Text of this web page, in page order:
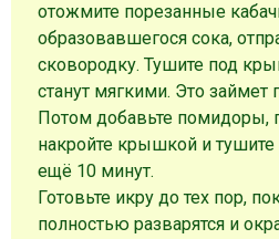
отожмите порезанные
образовавшегося сока,
сковородку. Тушите под
станут мягкими. Это займет
Потом добавьте помидоры,
накройте крышкой и
ещё 10 минут.
Готовьте икру до тех пор,
полностью разварятся и